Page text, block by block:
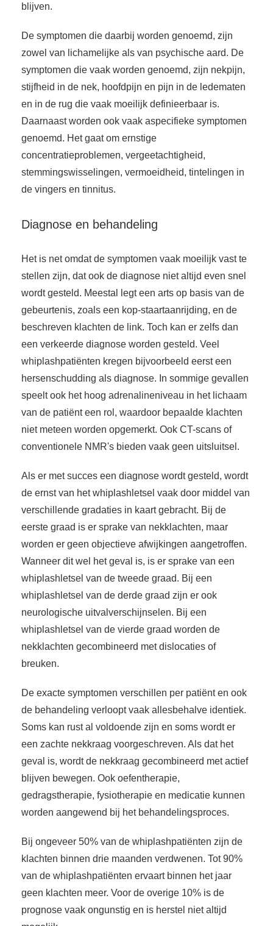
blijven.
De symptomen die daarbij worden genoemd, zijn
zowel van lichamelijke als van psychische aard. De
symptomen die vaak worden genoemd, zijn nekpijn,
stijfheid in de nek, hoofdpijn en pijn in de ledematen
en in de rug die vaak moeilijk definieerbaar is.
Daarnaast worden ook vaak aspecifieke symptomen
genoemd. Het gaat om ernstige
concentratieproblemen, vergeetachtigheid,
stemmingswisselingen, vermoeidheid, tintelingen in
de vingers en tinnitus.
Diagnose en behandeling
Het is net omdat de symptomen vaak moeilijk vast te
stellen zijn, dat ook de diagnose niet altijd even snel
wordt gesteld. Meestal legt een arts op basis van de
gebeurtenis, zoals een kop-staartaanrijding, en de
beschreven klachten de link. Toch kan er zelfs dan
een verkeerde diagnose worden gesteld. Veel
whiplashpatiënten kregen bijvoorbeeld eerst een
hersenschudding als diagnose. In sommige gevallen
speelt ook het hoog adrenalineniveau in het lichaam
van de patiënt een rol, waardoor bepaalde klachten
niet meteen worden opgemerkt. Ook CT-scans of
conventionele NMR's bieden vaak geen uitsluitsel.
Als er met succes een diagnose wordt gesteld, wordt
de ernst van het whiplashletsel vaak door middel van
verschillende gradaties in kaart gebracht. Bij de
eerste graad is er sprake van nekklachten, maar
worden er geen objectieve afwijkingen aangetroffen.
Wanneer dit wel het geval is, is er sprake van een
whiplashletsel van de tweede graad. Bij een
whiplashletsel van de derde graad zijn er ook
neurologische uitvalverschijnselen. Bij een
whiplashletsel van de vierde graad worden de
nekklachten gecombineerd met dislocaties of
breuken.
De exacte symptomen verschillen per patiënt en ook
de behandeling verloopt vaak allesbehalve identiek.
Soms kan rust al voldoende zijn en soms wordt er
een zachte nekkraag voorgeschreven. Als dat het
geval is, wordt de nekkraag gecombineerd met actief
blijven bewegen. Ook oefentherapie,
gedragstherapie, fysiotherapie en medicatie kunnen
worden aangewend bij het behandelingsproces.
Bij ongeveer 50% van de whiplashpatiënten zijn de
klachten binnen drie maanden verdwenen. Tot 90%
van de whiplashpatiënten ervaart binnen het jaar
geen klachten meer. Voor de overige 10% is de
prognose vaak ongunstig en is herstel niet altijd